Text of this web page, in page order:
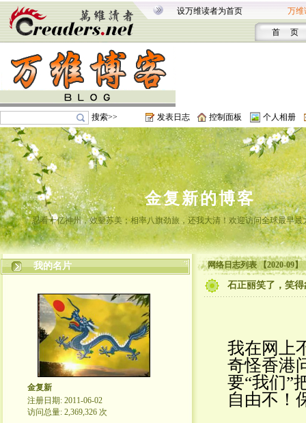
设万维读者为首页 万维
首 页
搜索>> 发表日志 控制面板 个人相册
金复新的博客
忍看十亿神州，效颦苏美；相率八旗劲旅，还我大清！欢迎访问全球最早最
我的名片
金复新
注册日期: 2011-06-02
访问总量: 2,369,326 次
网络日志列表 【2020-09】
石正丽笑了，笑
我在网上
奇怪香港
要“我们”
自由不！